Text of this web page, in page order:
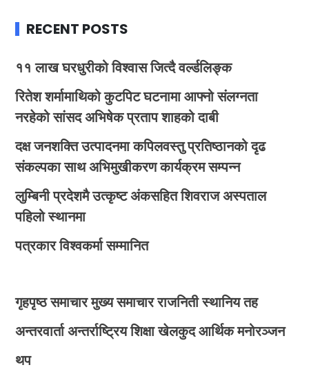
RECENT POSTS
११ लाख घरधुरीको विश्वास जित्दै वर्ल्डलिङ्क
रितेश शर्मामाथिको कुटपिट घटनामा आफ्नो संलग्नता
नरहेको सांसद अभिषेक प्रताप शाहको दाबी
दक्ष जनशक्ति उत्पादनमा कपिलवस्तु प्रतिष्ठानको दृढ
संकल्पका साथ अभिमुखीकरण कार्यक्रम सम्पन्न
लुम्बिनी प्रदेशमै उत्कृष्ट अंकसहित शिवराज अस्पताल
पहिलो स्थानमा
पत्रकार विश्वकर्मा सम्मानित
गृहपृष्ठ समाचार मुख्य समाचार राजनिती स्थानिय तह
अन्तरवार्ता अन्तर्राष्ट्रिय शिक्षा खेलकुद आर्थिक मनोरञ्जन
थप